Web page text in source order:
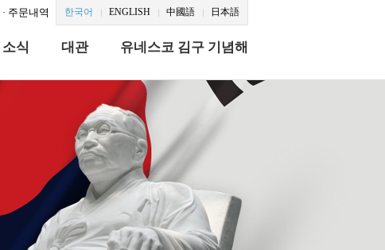
· 주문내역 한국어 ENGLISH 中國語 日本語
소식 대관 유네스코 김구 기념해